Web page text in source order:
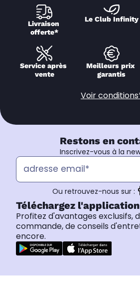
Livraison
offerte*
Le Club Infinity
Service après
vente
Meilleurs prix
garantis
Voir
Restons en
Inscrivez-vous à la
Ou retrouvez-nous sur :
Téléchargez
Profitez d'avantages exclusifs,
commande, de conseils
encore.